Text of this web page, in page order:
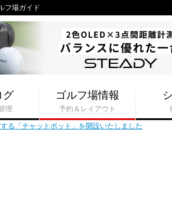
フ場ガイド
グ
理
ゴルフ場情報
予約＆レイアウト
る「チャットボット」を開設いたしました